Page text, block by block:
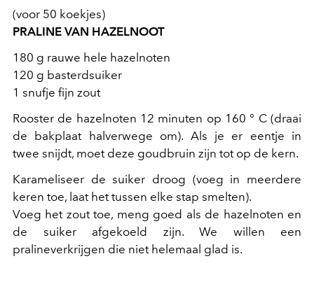
(voor 50 koekjes)
PRALINE VAN HAZELNOOT
180 g rauwe hele hazelnoten
120 g basterdsuiker
1 snufje fijn zout
Rooster de hazelnoten 12 minuten op 160 ° C (draai
de bakplaat halverwege om). Als je er eentje in
twee snijdt, moet deze goudbruin zijn tot op de kern.
Karameliseer de suiker droog (voeg in meerdere
keren toe, laat het tussen elke stap smelten).
Voeg het zout toe, meng goed als de hazelnoten en
de suiker afgekoeld zijn. We willen een
pralineverkrijgen die niet helemaal glad is.